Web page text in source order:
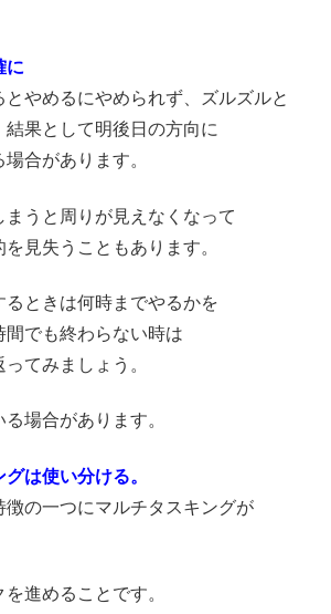
に
やめるにやめられず、ズルズルと
果として明後日の方向に
合があります。
うと周りが見えなくなって
見失うこともあります。
るときは何時までやるかを
でも終わらない時は
てみましょう。
場合があります。
は使い分ける。
徴の一つにマルチタスキングが
進めることです。